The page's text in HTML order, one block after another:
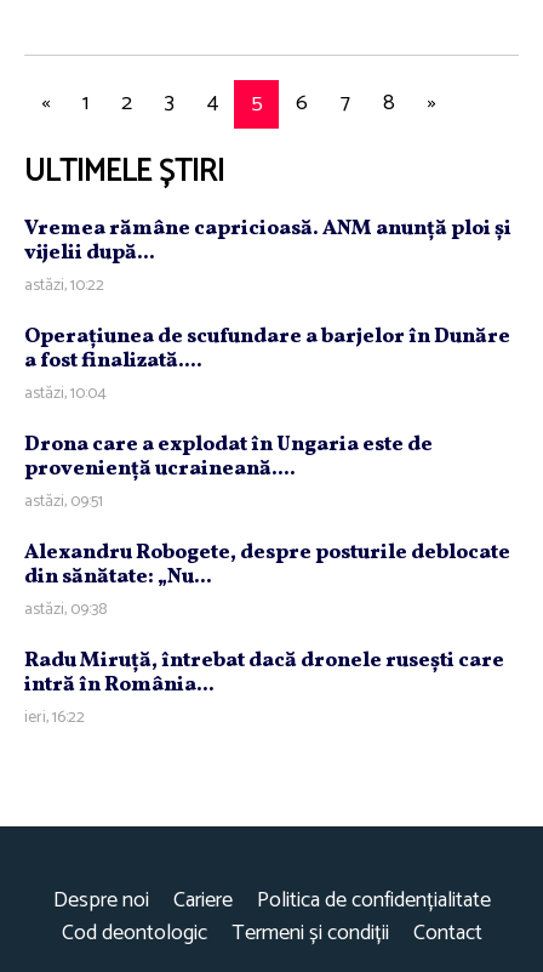
« 1 2 3 4 5 6 7 8 »
ULTIMELE ȘTIRI
Vremea rămâne capricioasă. ANM anunţă ploi şi
vijelii după...
astăzi, 10:22
Operaţiunea de scufundare a barjelor în Dunăre
a fost finalizată....
astăzi, 10:04
Drona care a explodat în Ungaria este de
provenienţă ucraineană....
astăzi, 09:51
Alexandru Robogete, despre posturile deblocate
din sănătate: „Nu...
astăzi, 09:38
Radu Miruţă, întrebat dacă dronele ruseşti care
intră în România...
ieri, 16:22
Despre noi Cariere
Politica de confidențialitate
Cod deontologic
Termeni și condiții Contact